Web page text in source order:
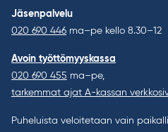
Jäsenpalvelu
020 690 446 ma–pe kello 8.30–12
Avoin työttömyyskassa
020 690 455 ma–pe,
tarkemmat ajat A-kassan
Puheluista veloitetaan vain